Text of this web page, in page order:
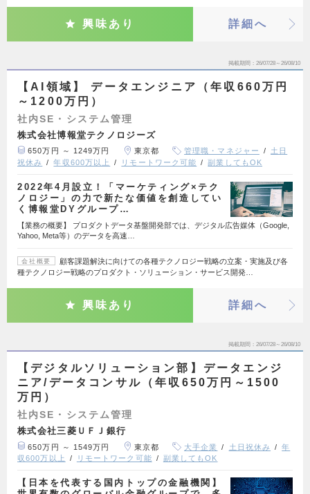
興味あり 詳細へ
掲載期間 26/07/28～26/08/10
【AI領域】 データエンジニア（年収660万円
～1200万円）
社内SE・システム管理
株式会社博報堂テクノロジーズ
650万円 ～ 1249万円 東京都 管理職・マネジャー
土日
祝休み
年収600万以上 リモートワーク可能 副業してもOK
2022年4月設立！「マーケティング×テク
ノロジー」の力で新たな価値を創造してい
く博報堂DYグループ…
【業務の概要】 プロダクトデータ基盤開発部では、デジタル広告媒体（Google,
Yahoo, Meta等）のデータを高速…
会社概要
顧客課題解決に向けての各種テクノロジー戦略の立案・実施及び各
種テクノロジー戦略のプロダクト・ソリューション・サービス開発…
興味あり 詳細へ
掲載期間 26/07/28～26/08/10
【デジタルソリューション部】データエンジ
ニア/データコンサル（年収650万円～1500
万円）
社内SE・システム管理
株式会社三菱ＵＦＪ銀行
650万円 ～ 1549万円 東京都 大手企業 土日祝休み
年
収600万以上
リモートワーク可能 副業してもOK
【日本を代表する国内トップの金融機関】